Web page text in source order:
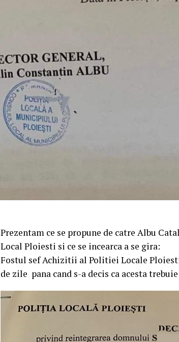
Prezentam ce se propune de catre Albu
Local Ploiesti si ce se incearca a se gira:
Fostul sef Achizitii al Politiei Locale
de zile pana cand s-a decis ca acesta